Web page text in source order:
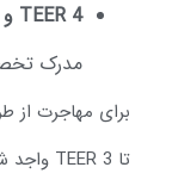
TEER 4 و 5:
مدرک تخصصی